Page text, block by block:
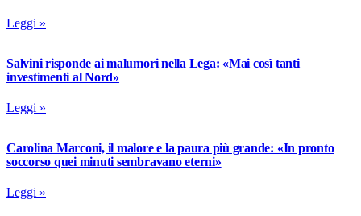
Leggi »
Salvini risponde ai malumori nella Lega: «Mai così tanti
investimenti al Nord»
Leggi »
Carolina Marconi, il malore e la paura più grande: «In pronto
soccorso quei minuti sembravano eterni»
Leggi »